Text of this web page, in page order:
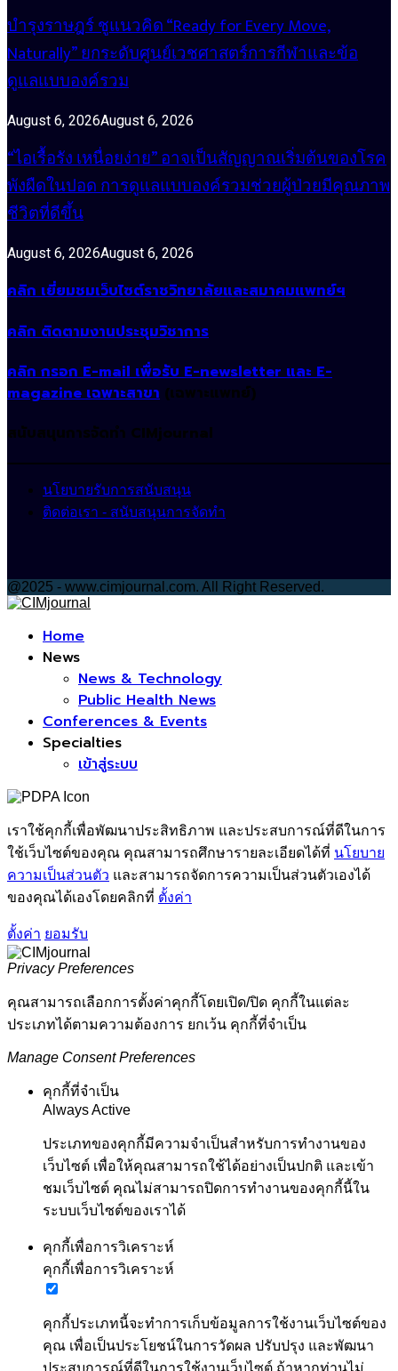
บำรุงราษฎร์ ชูแนวคิด “Ready for Every Move,
Naturally” ยกระดับศูนย์เวชศาสตร์การกีฬาและข้อ
ดูแลแบบองค์รวม
August 6, 2026August 6, 2026
“ไอเรื้อรัง เหนื่อยง่าย” อาจเป็นสัญญาณเริ่มต้นของโรค
พังผืดในปอด การดูแลแบบองค์รวมช่วยผู้ป่วยมีคุณภาพ
ชีวิตที่ดีขึ้น
August 6, 2026August 6, 2026
คลิก เยี่ยมชมเว็บไซต์ราชวิทยาลัยและสมาคมแพทย์ฯ
คลิก ติดตามงานประชุมวิชาการ
คลิก กรอก E-mail เพื่อรับ E-newsletter และ E-
magazine เฉพาะสาขา (เฉพาะแพทย์)
สนับสนุนการจัดทำ CIMjournal
นโยบายรับการสนับสนุน
ติดต่อเรา - สนับสนุนการจัดทำ
@2025 - www.cimjournal.com. All Right Reserved.
Home
News
News & Technology
Public Health News
Conferences & Events
Specialties
เข้าสู่ระบบ
เราใช้คุกกี้เพื่อพัฒนาประสิทธิภาพ และประสบการณ์ที่ดีในการ
ใช้เว็บไซต์ของคุณ คุณสามารถศึกษารายละเอียดได้ที่ นโยบาย
ความเป็นส่วนตัว และสามารถจัดการความเป็นส่วนตัวเองได้
ของคุณได้เองโดยคลิกที่ ตั้งค่า
ตั้งค่า ยอมรับ
Privacy Preferences
คุณสามารถเลือกการตั้งค่าคุกกี้โดยเปิด/ปิด คุกกี้ในแต่ละ
ประเภทได้ตามความต้องการ ยกเว้น คุกกี้ที่จำเป็น
Manage Consent Preferences
คุกกี้ที่จำเป็น
Always Active
ประเภทของคุกกี้มีความจำเป็นสำหรับการทำงานของ
เว็บไซต์ เพื่อให้คุณสามารถใช้ได้อย่างเป็นปกติ และเข้า
ชมเว็บไซต์ คุณไม่สามารถปิดการทำงานของคุกกี้นี้ใน
ระบบเว็บไซต์ของเราได้
คุกกี้เพื่อการวิเคราะห์
คุกกี้เพื่อการวิเคราะห์
คุกกี้ประเภทนี้จะทำการเก็บข้อมูลการใช้งานเว็บไซต์ของ
คุณ เพื่อเป็นประโยชน์ในการวัดผล ปรับปรุง และพัฒนา